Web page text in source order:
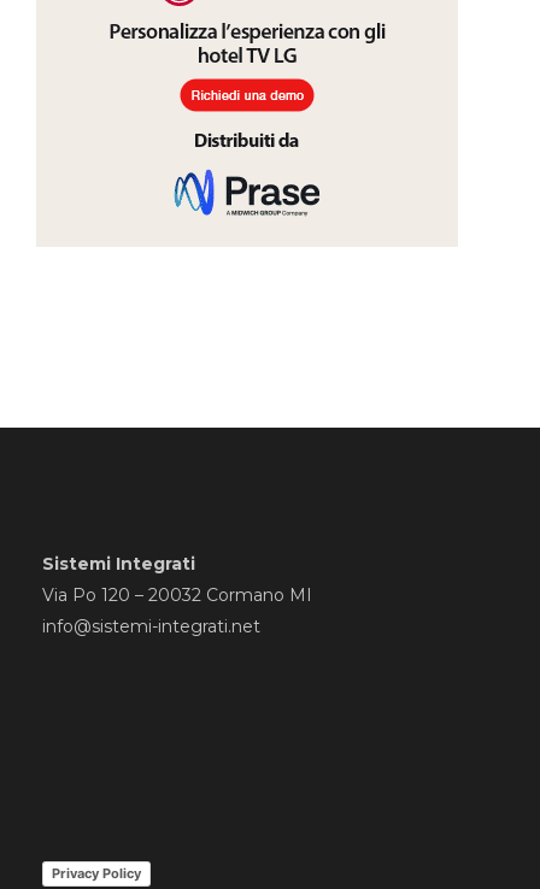
Sistemi Integrati
Via Po 120 – 20032 Cormano MI
info@sistemi-integrati.net
Privacy Policy